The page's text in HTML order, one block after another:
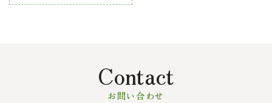
Contact
お問い合わせ